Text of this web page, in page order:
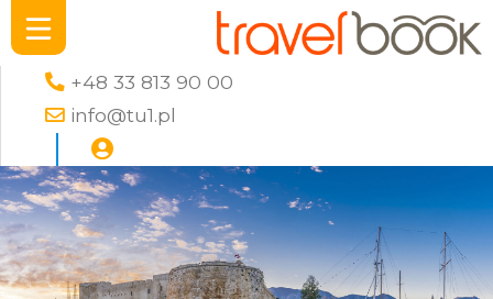
+48 33 813 90 00
info@tu1.pl